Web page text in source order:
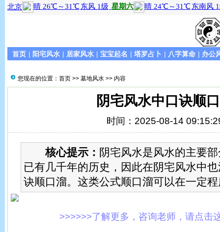
首页 | 阳宅风水 | 居家风水 | 宝宝起名 | 塔罗占卜 | 八字算命 | 办公
您现在的位置： 首页 >> 墓地风水 >> 内容
阴宅风水中口诀顺
时间：2025-08-14
核心提示： 阴宅风水是风水的主要
已有几千年的历史，因此在阴宅风水中
诀顺口溜。这类公式顺口溜可以在一定
>>>>>>了解更多，咨询老师，请点击